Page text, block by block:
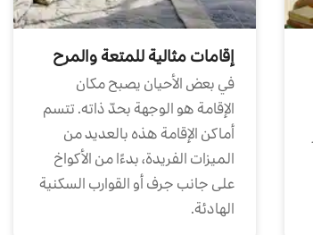
إقامات مثالية للمتعة والمرح
في بعض الأحيان يصبح مكان
الإقامة هو الوجهة بحدّ ذاته. تتسم
أماكن الإقامة هذه بالعديد من
الميزات الفريدة، بدءًا من الأكواخ
على جانب جرف أو القوارب السكنية
الهادئة.